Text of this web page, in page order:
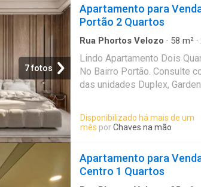
7 fotos
Apartamento para
Portão 2 Quartos
Rua Phortos Velozo · 58 m² ·
·Churrasqueira·Área das
Lindo Apartamento Dois
No Bairro Portão. Consulte
das unidades Duplex,
construtora em 26 vezes o
financiamento com a Caixa
mais de seus benefícios
bairros Portão e Agua
Shopping Palladium e
Disponibilizado há mais de um
mês porChaves na mão
Apartamento para
Centro 1 Quartos